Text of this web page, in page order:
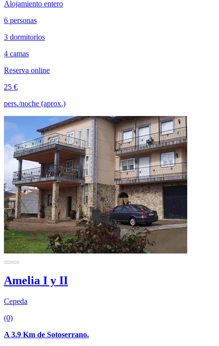
Alojamiento entero
6 personas
3 dormitorios
4 camas
Reserva online
25 €
pers./noche (aprox.)
Amelia I y II
Cepeda
(0)
A 3.9 Km de Sotoserrano.